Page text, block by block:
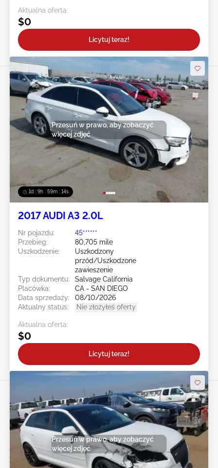
Aktualna oferta:
$0
Licytuj teraz!
1d : 9h : 59m : 11s
Przesuń w prawo, aby zobaczyć
więcej zdjęć
2017 AUDI A3 2.0L
Nr pojazdu:
45******
Przebieg:
80,705 mile
Uszkodzenie:
Uszkodzony
przód/Uszkodzone
zawieszenie
Typ dokumentu:
Salvage California
Placówka:
CA - SAN DIEGO
Data sprzedaży:
08/10/2026
Aktualny status:
Nie złożyłeś oferty
Aktualna oferta:
$0
Licytuj teraz!
Przesuń w prawo, aby zobaczyć
więcej zdjęć